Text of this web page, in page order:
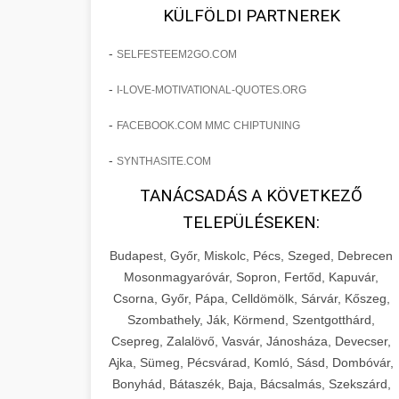
sebészeti praxisban.
páciensszám növekedés
os Növekedést
Lépésről lépésre marketing tervrajz,
eredményezett. Ismerje meg a
szonyegtisztito.net
marketing stratégiai tervrajz
os Növekedésének
Története
Teljes dokumentáció egy klinika
átalakulási útjáról, bemutatva az utat a
küzdő praxistól a virágzó vállalkozásig
150%-os növekedéssel.
szonyegtakaritas.org
klinika átalakulási történet
🎪 18. Szemhéjplasztika
Iránti Érdeklődés 150%-
Technikák és módszerek a páciensek
érdeklődésének és elkötelezettségének
drámai növeléséhez. Egy 150%-os
fellendülési esettanulmány gyakorlati
betekintésekkel.
🎮 19. AI Google Ads és
Meta Kampány Kezelés +
Fejlett AI-alapú Google Ads és Meta
hirdetési kampánykezelés.
KÜLFÖLDI PARTNEREK
- SELFESTEEM2GO.COM
- I-LOVE-MOTIVATIONAL-QUOTES.ORG
- FACEBOOK.COM MMC CHIPTUNING
- SYNTHASITE.COM
TANÁCSADÁS A KÖVETKEZŐ
TELEPÜLÉSEKEN:
Budapest, Győr, Miskolc, Pécs, Szeged, Debrecen
Mosonmagyaróvár, Sopron, Fertőd, Kapuvár,
Csorna, Győr, Pápa, Celldömölk, Sárvár, Kőszeg,
Szombathely, Ják, Körmend, Szentgotthárd,
Csepreg, Zalalövő, Vasvár, Jánosháza, Devecser,
Ajka, Sümeg, Pécsvárad, Komló, Sásd, Dombóvár,
Bonyhád, Bátaszék, Baja, Bácsalmás, Szekszárd,